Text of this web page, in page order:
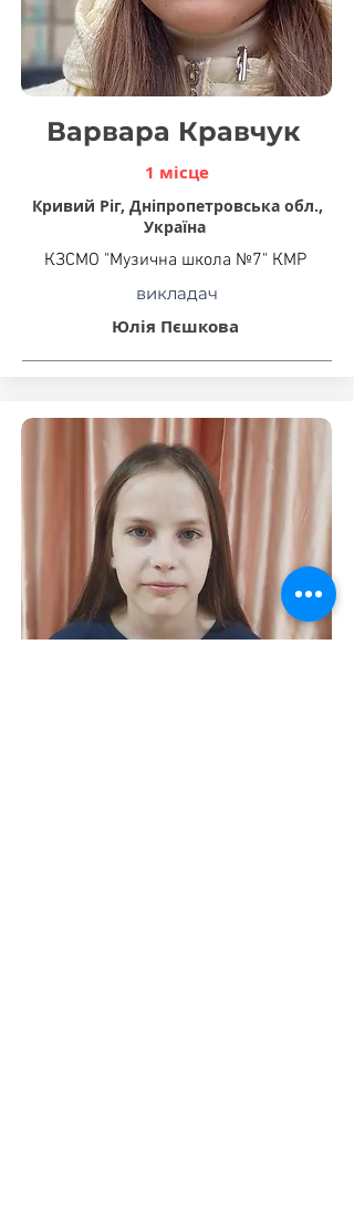
Варвара Кравчук
1 місце
Кривий Ріг, Дніпропетровська обл.,
Україна
КЗСМО "Музична школа №7" КМР
викладач
Юлія Пєшкова